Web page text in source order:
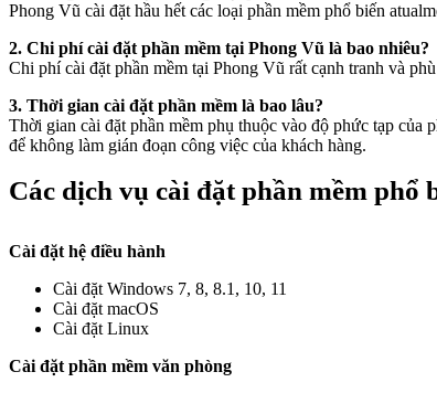
Phong Vũ cài đặt hầu hết các loại phần mềm phổ biến
2. Chi phí cài đặt phần mềm tại Phong Vũ là bao nhiêu?
Chi phí cài đặt phần mềm tại Phong Vũ rất cạnh tranh và
3. Thời gian cài đặt phần mềm là bao lâu?
Thời gian cài đặt phần mềm phụ thuộc vào độ phức tạp của
để không làm gián đoạn công việc của khách hàng.
Các dịch vụ cài đặt phần mềm phổ
Cài đặt hệ điều hành
Cài đặt Windows 7, 8, 8.1, 10, 11
Cài đặt macOS
Cài đặt Linux
Cài đặt phần mềm văn phòng